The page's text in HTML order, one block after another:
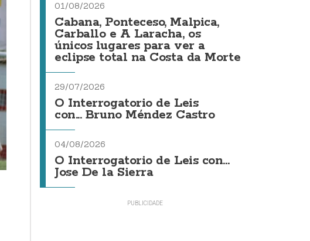
01/08/2026
Cabana, Ponteceso, Malpica,
Carballo e A Laracha, os
únicos lugares para ver a
eclipse total na Costa da Morte
29/07/2026
O Interrogatorio de Leis
con... Bruno Méndez Castro
04/08/2026
O Interrogatorio de Leis con...
Jose De la Sierra